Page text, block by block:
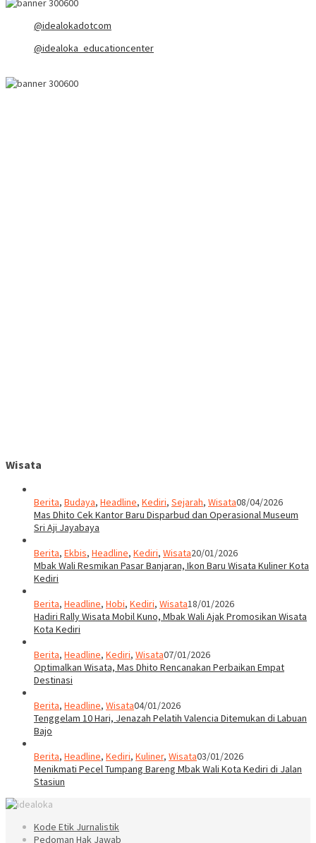
@idealokadotcom
@idealoka_educationcenter
Wisata
Berita, Budaya, Headline, Kediri, Sejarah, Wisata08/04/2026
Mas Dhito Cek Kantor Baru Disparbud dan Operasional Museum
Sri Aji Jayabaya
Berita, Ekbis, Headline, Kediri, Wisata20/01/2026
Mbak Wali Resmikan Pasar Banjaran, Ikon Baru Wisata Kuliner Kota
Kediri
Berita, Headline, Hobi, Kediri, Wisata18/01/2026
Hadiri Rally Wisata Mobil Kuno, Mbak Wali Ajak Promosikan Wisata
Kota Kediri
Berita, Headline, Kediri, Wisata07/01/2026
Optimalkan Wisata, Mas Dhito Rencanakan Perbaikan Empat
Destinasi
Berita, Headline, Wisata04/01/2026
Tenggelam 10 Hari, Jenazah Pelatih Valencia Ditemukan di Labuan
Bajo
Berita, Headline, Kediri, Kuliner, Wisata03/01/2026
Menikmati Pecel Tumpang Bareng Mbak Wali Kota Kediri di Jalan
Stasiun
Kode Etik Jurnalistik
Pedoman Hak Jawab